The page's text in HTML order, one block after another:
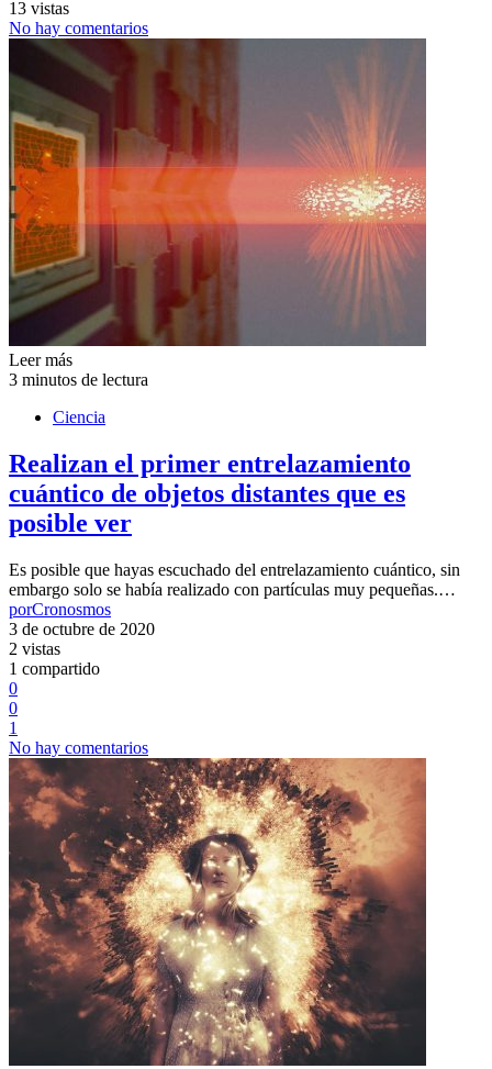
13 vistas
No hay comentarios
Leer más
3 minutos de lectura
Ciencia
Realizan el primer entrelazamiento
cuántico de objetos distantes que es
posible ver
Es posible que hayas escuchado del entrelazamiento cuántico, sin
embargo solo se había realizado con partículas muy pequeñas.…
porCronosmos
3 de octubre de 2020
2 vistas
1 compartido
0
0
1
No hay comentarios